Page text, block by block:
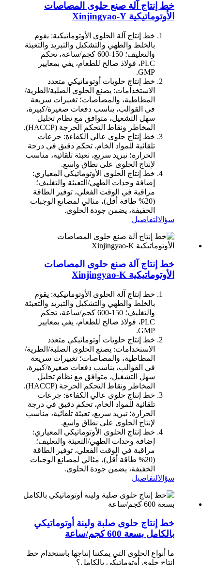
خط إنتاج آلة صنع حلوى المصاصات
الأوتوماتيكية Xinjingyao-Y
خط إنتاج آلة الحلوى الأوتوماتيكية: يقوم
بالخلط والطهي والتشكيل والتبريد والتعبئة
والتغليف؛ 150-600 كجم/ساعة، تحكم
PLC، فولاذ صالح للطعام، يفي بمعايير
GMP.
خط إنتاج حلويات أوتوماتيكي متعدد
الاستخدامات: يصنع الحلوى الصلبة/الطرية/
المطاطية، والمصاصات؛ تغييرات سريعة
في القوالب، يناسب دفعات صغيرة/كبيرة،
سهل التشغيل، متوافق مع نظام تحليل
المخاطر ونقاط التحكم الحرجة (HACCP).
خط إنتاج حلوى عالي الكفاءة: جرعات
تلقائية للمواد الخام، تحكم دقيق في درجة
الحرارة؛ تبريد سريع، تعبئة تلقائية، مناسب
لإنتاج الحلوى على نطاق واسع.
خط إنتاج الحلوى الأوتوماتيكي المعياري:
إضافة وحدات الطهي/التعبئة والتغليف؛
مراقبة في الوقت الفعلي، توفير الطاقة
(20% طاقة أقل)، مثالي لمصانع الوجبات
الخفيفة، يضمن جودة الحلوى.
سؤالالتفاصيل
خط إنتاج آلة صنع حلوى المصاصات
الأوتوماتيكية Xinjingyao-K
خط إنتاج آلة الحلوى الأوتوماتيكية: يقوم
بالخلط والطهي والتشكيل والتبريد والتعبئة
والتغليف؛ 150-600 كجم/ساعة، تحكم
PLC، فولاذ صالح للطعام، يفي بمعايير
GMP.
خط إنتاج حلويات أوتوماتيكي متعدد
الاستخدامات: يصنع الحلوى الصلبة/الطرية/
المطاطية، والمصاصات؛ تغييرات سريعة
في القوالب، يناسب دفعات صغيرة/كبيرة،
سهل التشغيل، متوافق مع نظام تحليل
المخاطر ونقاط التحكم الحرجة (HACCP).
خط إنتاج حلوى عالي الكفاءة: جرعات
تلقائية للمواد الخام، تحكم دقيق في درجة
الحرارة؛ تبريد سريع، تعبئة تلقائية، مناسب
لإنتاج الحلوى على نطاق واسع.
خط إنتاج الحلوى الأوتوماتيكي المعياري:
إضافة وحدات الطهي/التعبئة والتغليف؛
مراقبة في الوقت الفعلي، توفير الطاقة
(20% طاقة أقل)، مثالي لمصانع الوجبات
الخفيفة، يضمن جودة الحلوى.
سؤالالتفاصيل
خط إنتاج حلوى صلبة ولينة أوتوماتيكي
بالكامل بسعة 600 كجم/ساعة
ما أنواع الحلوى التي يمكننا إنتاجها باستخدام خط
إنتاج حلوى أوتوماتيكي بالكامل؟